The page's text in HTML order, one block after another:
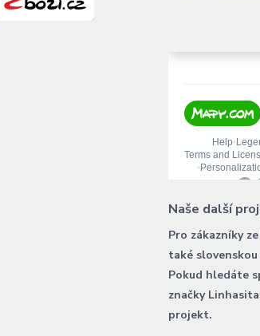
Naše další
Pro zákazníky
také
Pokud hledáte
značky
projekt.